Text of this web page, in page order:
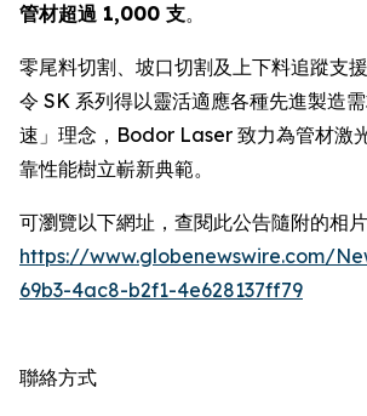
管材超過 1,000 支。
零尾料切割、坡口切割及上下料追蹤支
令 SK 系列得以靈活適應各種先進製造
速」理念，Bodor Laser 致力為管材激
靠性能樹立嶄新典範。
可瀏覽以下網址，查閱此公告隨附的相片
https://www.globenewswire.com/
69b3-4ac8-b2f1-4e628137ff79
聯絡方式